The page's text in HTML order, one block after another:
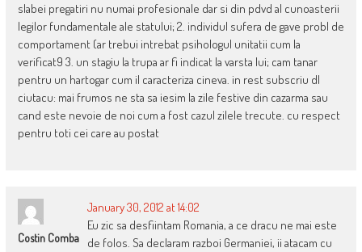
slabei pregatiri nu numai profesionale dar si din pdvd al cunoasterii
legilor fundamentale ale statului; 2. individul sufera de gave probl de
comportament (ar trebui intrebat psihologul unitatii cum la
verificat9 3. un stagiu la trupa ar fi indicat la varsta lui; cam tanar
pentru un hartogar cum il caracteriza cineva. in rest subscriu dl
ciutacu: mai frumos ne sta sa iesim la zile festive din cazarma sau
cand este nevoie de noi cum a fost cazul zilele trecute. cu respect
pentru toti cei care au postat
Costin Comba
January 30, 2012 at 14:02
Eu zic sa desfiintam Romania, a ce dracu ne mai este
de folos. Sa declaram razboi Germaniei, ii atacam cu